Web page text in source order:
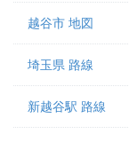
越谷市 地図
埼玉県 路線
新越谷駅 路線